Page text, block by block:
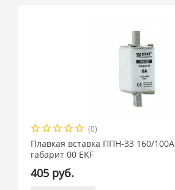
(0)
Плавкая вставка ППН-33 160/100А
габарит 00 EKF
405 руб.